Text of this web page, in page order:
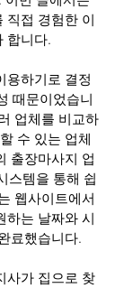
직접 경험한 이
합니다.
용하기로 결정
때문이었습니
업체를 비교하
수 있는 업체
출장마사지 업
스템을 통해 쉽
웹사이트에서
하는 날짜와 시
료했습니다.
사가 집으로 찾